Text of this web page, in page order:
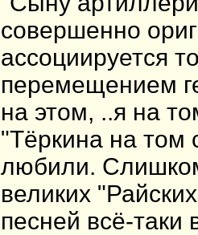
совершенно
ассоциируется
перемещением
на этом, ..я на
"Тёркина на том
любили.
великих
песней всё-